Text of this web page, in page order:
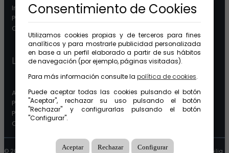
Inmobiliaria
Patrimonios
Comunidades
Legal
Aviso legal
Protección de datos
Política de cookies
Canal ético
© 2026 GuinotPrunera Todos los derechos reservados |Creado con Mobilia
Consentimiento de Cookies
Utilizamos cookies propias y de terceros para fines
analíticos y para mostrarle publicidad personalizada
en base a un perfil elaborado a partir de sus hábitos
de navegación (por ejemplo, páginas visitadas).
Para más información consulte la política de cookies.
Puede aceptar todas las cookies pulsando el botón
"Aceptar", rechazar su uso pulsando el botón
"Rechazar" y configurarlas pulsando el botón
"Configurar".
Aceptar Rechazar Configurar